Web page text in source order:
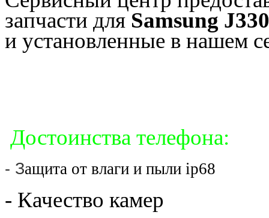
запчасти для Samsung
и установленные в нашем
Подробнее:
http://rozetka.com.ua/samsung_sm_j320hzkdsek/p7646250/?
gclid=CjwKEAjwnebABRCjpvr13dHL8DsSJABB-
Достоинства телефона:
- Защита от влаги и пыли ip68
- Качество камер